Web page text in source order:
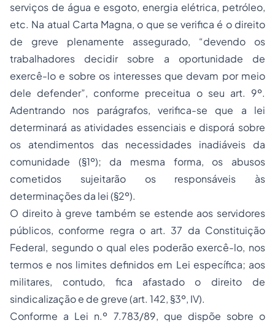
serviços de água e esgoto, energia elétrica, petróleo,
etc. Na atual Carta Magna, o que se verifica é o direito
de greve plenamente assegurado, “devendo os
trabalhadores decidir sobre a oportunidade de
exercê-lo e sobre os interesses que devam por meio
dele defender”, conforme preceitua o seu art. 9º.
Adentrando nos parágrafos, verifica-se que a lei
determinará as atividades essenciais e disporá sobre
os atendimentos das necessidades inadiáveis da
comunidade (§1º); da mesma forma, os abusos
cometidos sujeitarão os responsáveis às
determinações da lei (§2º).
O direito à greve também se estende aos servidores
públicos, conforme regra o art. 37 da Constituição
Federal, segundo o qual eles poderão exercê-lo, nos
termos e nos limites definidos em Lei específica; aos
militares, contudo, fica afastado o direito de
sindicalização e de greve (art. 142, §3º, IV).
Conforme a Lei n.º 7.783/89, que dispõe sobre o